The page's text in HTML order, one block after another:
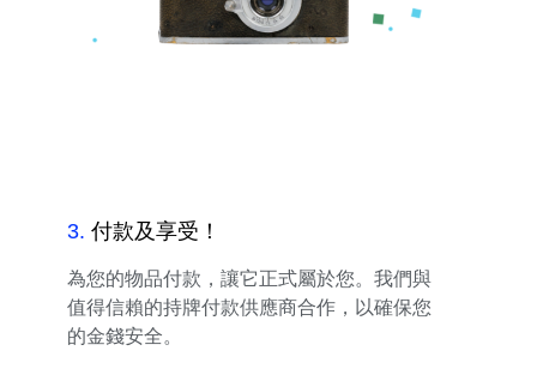
3. 付款及享受！
為您的物品付款，讓它正式屬於您。我們與
值得信賴的持牌付款供應商合作，以確保您
的金錢安全。